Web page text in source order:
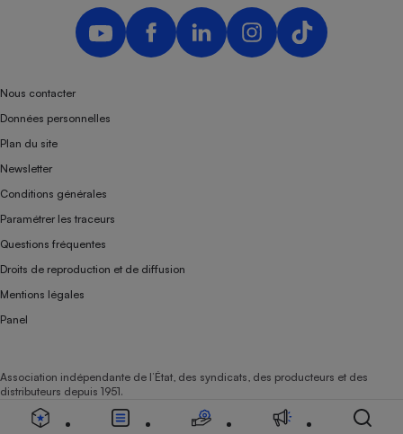
Nous contacter
Données personnelles
Plan du site
Newsletter
Conditions générales
Paramétrer les traceurs
Questions fréquentes
Droits de reproduction et de diffusion
Mentions légales
Panel
Association indépendante de l’État, des syndicats, des producteurs et des
distributeurs depuis 1951.